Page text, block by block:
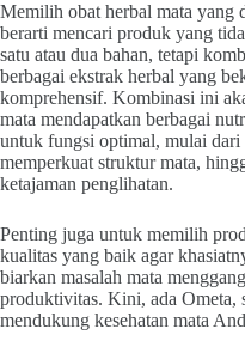
Memilih obat herbal mata yang
berarti mencari produk yang
satu atau dua bahan, tetapi
berbagai ekstrak herbal yang
komprehensif. Kombinasi ini
mata mendapatkan berbagai
untuk fungsi optimal, mulai dari
memperkuat struktur mata,
ketajaman penglihatan.
Penting juga untuk memilih
kualitas yang baik agar
biarkan masalah mata
produktivitas. Kini, ada Ometa,
mendukung kesehatan mata